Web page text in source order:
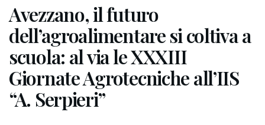
Avezzano, il futuro
dell’agroalimentare si coltiva a
scuola: al via le XXXIII
Giornate Agrotecniche all’IIS
“A. Serpieri”